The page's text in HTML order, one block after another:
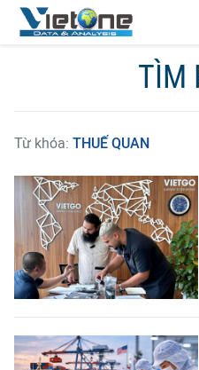
TÌM
Từ khóa: THUẾ QUAN